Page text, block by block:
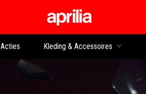
Acties Kleding & Accessoires